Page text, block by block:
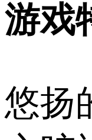
游戏
悠扬